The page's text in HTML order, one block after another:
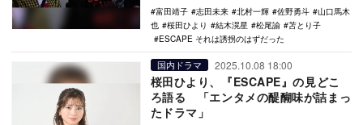
富田靖子 志田未来 北村一輝 佐野勇斗
山口馬木
也
桜田ひより 結木滉星 松尾諭
苫とり子
ESCAPE それは誘拐のはずだった
国内ドラマ 2025.10.08 18:00
桜田ひより、『ESCAPE』の見どこ
ろ語る 「エンタメの醍醐味が詰まっ
たドラマ」